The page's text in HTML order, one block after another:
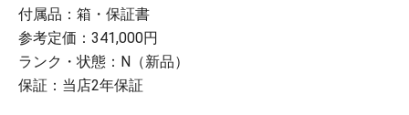
付属品：箱・保証書
参考定価：341,000円
ランク・状態：N（新品）
保証：当店2年保証